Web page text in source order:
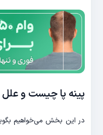
پینه پا چیست و علل
در این بخش می‌خواهیم